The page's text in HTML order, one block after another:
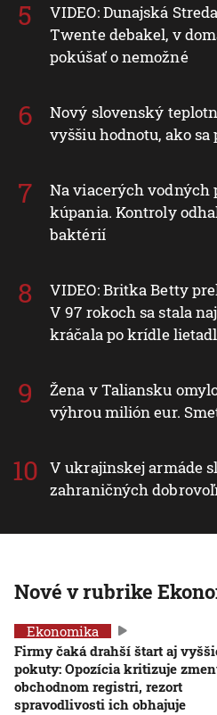
VIDEO: Dunajská
Twente debakel, v
pokúšať o nemožné
Nový slovenský
vyššiu hodnotu, ako sa
Na viacerých vodných
kúpania. Kontroly
baktérií
VIDEO: Britka Betty
V 97 rokoch sa stala
kráčala po krídle
Žena v Taliansku
výhrou milión eur.
V ukrajinskej armáde
zahraničných
Nové v rubrike
Ekonomika
Firmy čaká drahší štart aj
pokuty: Opozícia kritizuje
obchodnom registri, rezort
spravodlivosti ich obhajuje